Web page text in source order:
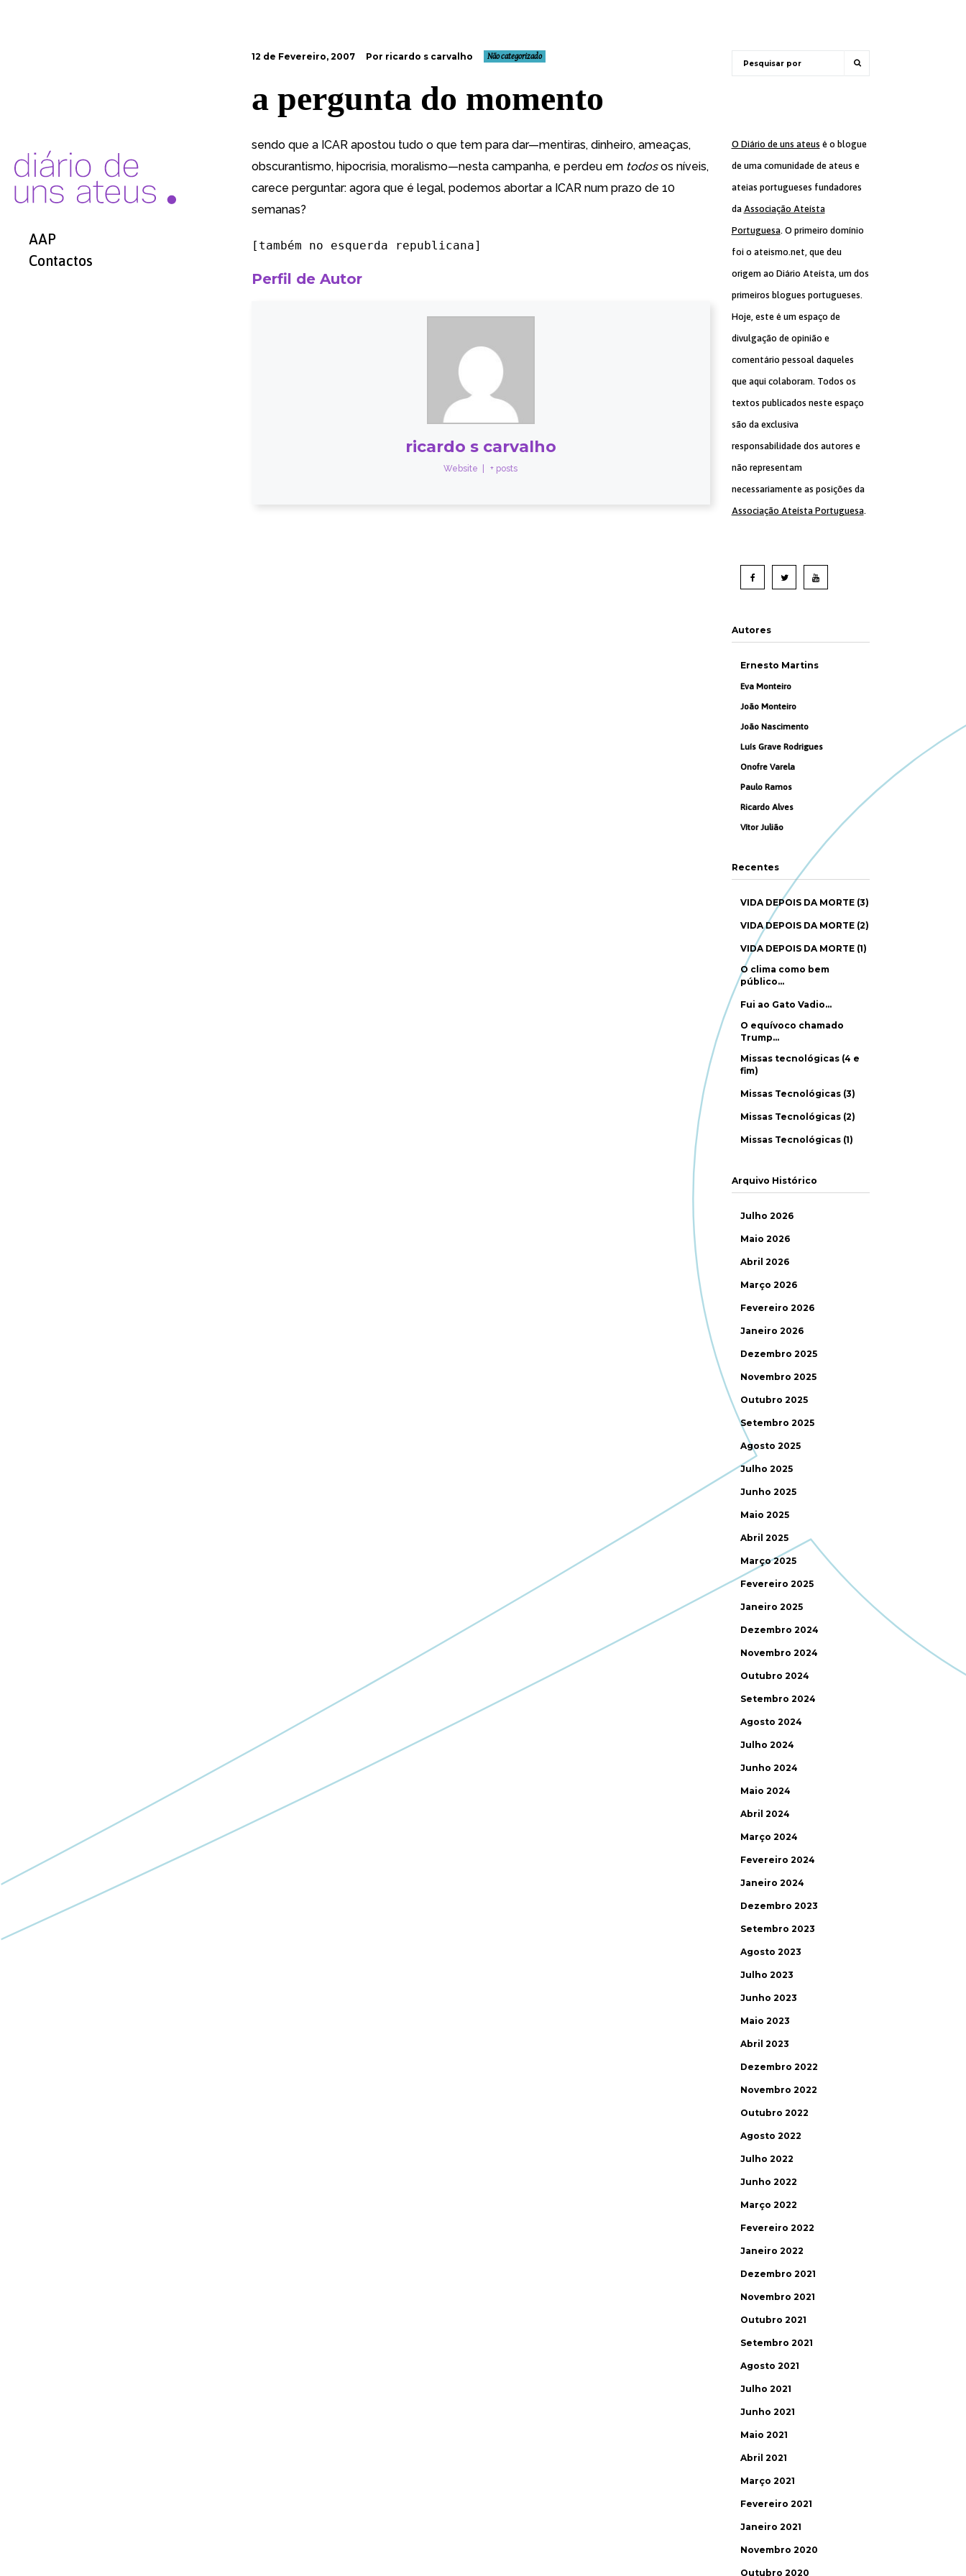
AAP
Contactos
12 de Fevereiro, 2007 Por ricardo s carvalho Não categorizado
a pergunta do momento
sendo que a ICAR apostou tudo o que tem para dar—mentiras, dinheiro, ameaças,
obscurantismo, hipocrisia, moralismo—nesta campanha, e perdeu em todosos níveis,
carece perguntar: agora que é legal, podemos abortar a ICAR num prazo de 10
semanas?
[também no esquerda republicana]
Perfil de Autor
ricardo s carvalho
Website + posts
O Diário de uns ateus é o blogue
de uma comunidade de ateus e
ateias portugueses fundadores
da Associação Ateísta
Portuguesa. O primeiro domínio
foi o ateismo.net, que deu
origem ao Diário Ateísta, um dos
primeiros blogues portugueses.
Hoje, este é um espaço de
divulgação de opinião e
comentário pessoal daqueles
que aqui colaboram. Todos os
textos publicados neste espaço
são da exclusiva
responsabilidade dos autores e
não representam
necessariamente as posições da
Associação Ateísta Portuguesa.
Autores
Ernesto Martins
Eva Monteiro
João Monteiro
João Nascimento
Luís Grave Rodrigues
Onofre Varela
Paulo Ramos
Ricardo Alves
Vítor Julião
Recentes
VIDA DEPOIS DA MORTE (3)
VIDA DEPOIS DA MORTE (2)
VIDA DEPOIS DA MORTE (1)
O clima como bem
público…
Fui ao Gato Vadio…
O equívoco chamado
Trump…
Missas tecnológicas (4 e
fim)
Missas Tecnológicas (3)
Missas Tecnológicas (2)
Missas Tecnológicas (1)
Arquivo Histórico
Julho 2026
Maio 2026
Abril 2026
Março 2026
Fevereiro 2026
Janeiro 2026
Dezembro 2025
Novembro 2025
Outubro 2025
Setembro 2025
Agosto 2025
Julho 2025
Junho 2025
Maio 2025
Abril 2025
Março 2025
Fevereiro 2025
Janeiro 2025
Dezembro 2024
Novembro 2024
Outubro 2024
Setembro 2024
Agosto 2024
Julho 2024
Junho 2024
Maio 2024
Abril 2024
Março 2024
Fevereiro 2024
Janeiro 2024
Dezembro 2023
Setembro 2023
Agosto 2023
Julho 2023
Junho 2023
Maio 2023
Abril 2023
Dezembro 2022
Novembro 2022
Outubro 2022
Agosto 2022
Julho 2022
Junho 2022
Março 2022
Fevereiro 2022
Janeiro 2022
Dezembro 2021
Novembro 2021
Outubro 2021
Setembro 2021
Agosto 2021
Julho 2021
Junho 2021
Maio 2021
Abril 2021
Março 2021
Fevereiro 2021
Janeiro 2021
Novembro 2020
Outubro 2020